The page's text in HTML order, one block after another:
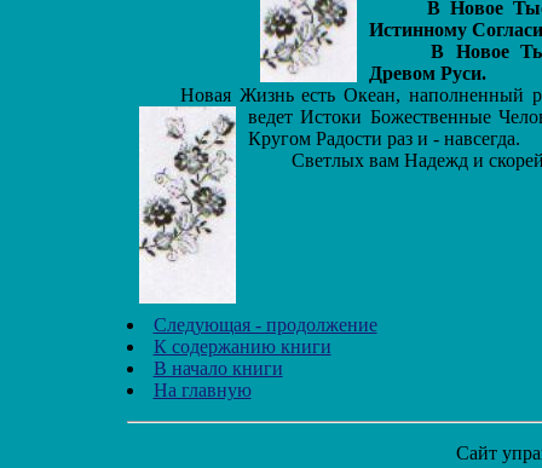
В Новое
Истинному
В Новое
Древом Руси.
Новая Жизнь есть Океан, наполненный
ведетИстоки Божественные
Кругом Радости раз и - навсегда.
Светлых вам Надежд и
Следующая - продолжение
К содержанию книги
В начало книги
На главную
Сайт